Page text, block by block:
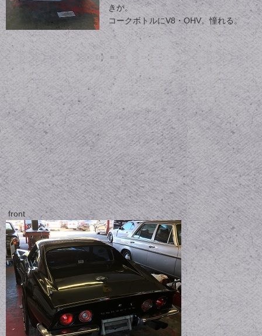
きか。
コークボトルにV8・OHV。憧れる。
front